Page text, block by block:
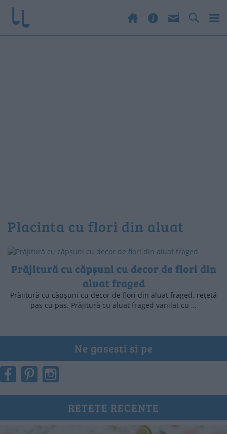
placinta cu flori din aluat
Prăjitură cu căpșuni cu decor de flori din
aluat fraged
Prăjitură cu căpșuni cu decor de flori din aluat fraged, rețetă
pas cu pas. Prăjitură cu aluat fraged vanilat cu …
Ne gasesti si pe
RETETE RECENTE